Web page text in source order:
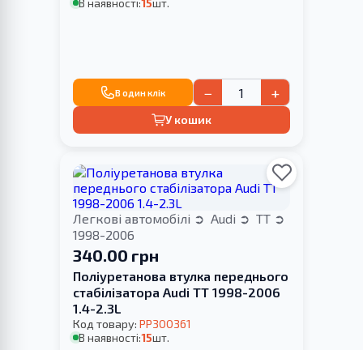
В наявності:15шт.
В один клік − +
У кошик
Легкові автомобілі Audi
TT
1998-2006
340.00 грн
Поліуретанова втулка переднього
стабілізатора Audi TT 1998-2006
1.4-2.3L
Код товару: PP300361
В наявності:15шт.